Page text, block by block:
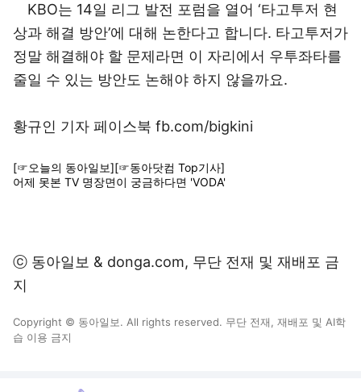
KBO는 14일 리그 발전 포럼을 열어 ‘타고투저 현
상과 해결 방안’에 대해 논한다고 합니다. 타고투저가
정말 해결해야 할 문제라면 이 자리에서 우투좌타를
줄일 수 있는 방안도 논해야 하지 않을까요.
황규인 기자 페이스북 fb.com/bigkini
[☞오늘의 동아일보][☞동아닷컴 Top기사]
어제 못본 TV 명장면이 궁금하다면 'VODA'
ⓒ 동아일보 & donga.com, 무단 전재 및 재배포 금
지
Copyright © 동아일보. All rights reserved. 무단 전재, 재배포 및 AI학
습 이용 금지